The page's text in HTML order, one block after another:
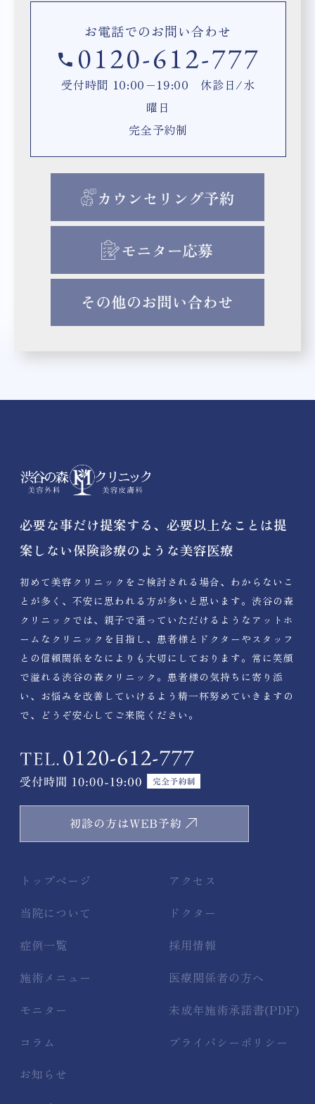
お電話でのお問い合わせ
受付時間 10:00−19:00 休診日/水
曜日
完全予約制
必要な事だけ提案する、必要以上なことは提
案しない保険診療のような美容医療
初めて美容クリニックをご検討される場合、わからないこ
とが多く、不安に思われる方が多いと思います。渋谷の森
クリニックでは、親子で通っていただけるようなアットホ
ームなクリニックを目指し、患者様とドクターやスタッフ
との信頼関係をなによりも大切にしております。常に笑顔
で溢れる渋谷の森クリニック。患者様の気持ちに寄り添
い、お悩みを改善していけるよう精一杯努めていきますの
で、どうぞ安心してご来院ください。
トップページ
当院について
症例一覧
施術メニュー
モニター
コラム
お知らせ
アクセス
ドクター
採用情報
医療関係者の方へ
未成年施術承諾書(PDF)
プライバシーポリシー